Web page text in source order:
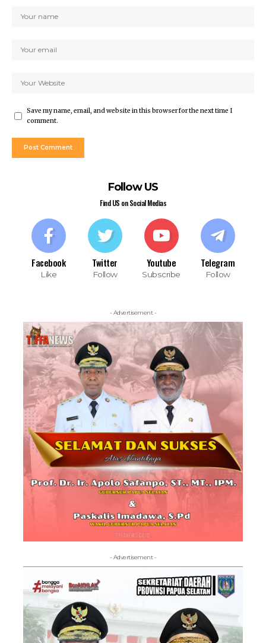
Save my name, email, and website in this browser for the next time I
comment.
Follow US
Find US on Social Medias
Facebook
Like
Twitter
Follow
Youtube
Subscribe
Telegram
Follow
- Advertisement -
- Advertisement -